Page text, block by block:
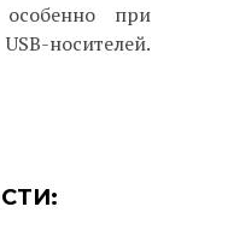
особенно при
носителей.